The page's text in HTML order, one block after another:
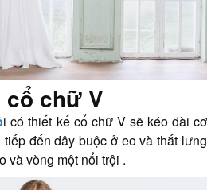
cổ chữ V
i có thiết kế cổ chữ V sẽ kéo dài cơ
đến dây buộc ở eo và thắt lưng
và vòng một nổi trội .